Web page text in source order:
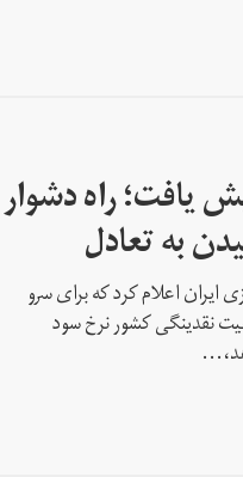
یافت؛ راه دشوار
به تعادل
اعلام کرد که برای سرو
نقدینگی کشور نرخ سود